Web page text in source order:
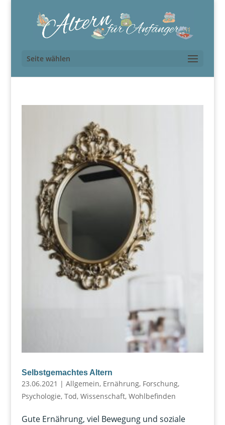
Seite wählen
Selbstgemachtes Altern
23.06.2021 | Allgemein, Ernährung, Forschung,
Psychologie, Tod, Wissenschaft, Wohlbefinden
Gute Ernährung, viel Bewegung und soziale